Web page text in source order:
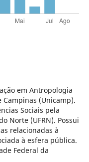
em Antropologia
Campinas (Unicamp).
Sociais pela
Norte (UFRN). Possui
relacionadas à
à esfera pública.
Federal da